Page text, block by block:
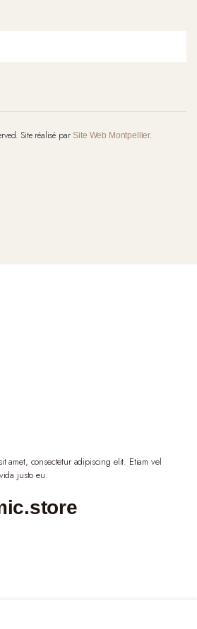
Site réalisé par Site Web Montpellier.
amet, consectetur adipiscing elit. Etiam vel
justo eu.